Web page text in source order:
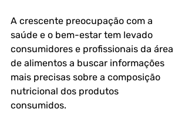
A crescente preocupação com a
saúde e o bem-estar tem levado
consumidores e profissionais da área
de alimentos a buscar informações
mais precisas sobre a composição
nutricional dos produtos
consumidos.